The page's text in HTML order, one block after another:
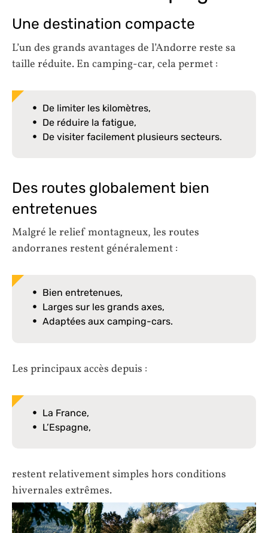
Une destination compacte
L’un des grands avantages de l’Andorre reste sa
taille réduite. En camping-car, cela permet :
De limiter les kilomètres,
De réduire la fatigue,
De visiter facilement plusieurs secteurs.
Des routes globalement bien
entretenues
Malgré le relief montagneux, les routes
andorranes restent généralement :
Bien entretenues,
Larges sur les grands axes,
Adaptées aux camping-cars.
Les principaux accès depuis :
La France,
L’Espagne,
restent relativement simples hors conditions
hivernales extrêmes.